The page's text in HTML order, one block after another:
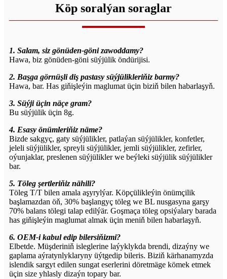
Köp soralýan soraglar
1. Salam, siz gönüden-göni zawoddamy?
Hawa, biz gönüden-göni süýjülik öndürijisi.
2. Başga görnüşli diş pastasy süýjülikleriňiz barmy?
Hawa, bar. Has giňişleýin maglumat üçin biziň bilen habarlaşyň.
3. Süýji üçin näçe gram?
Bu süýjülik üçin 8g.
4. Esasy önümleriňiz näme?
Bizde sakgyç, gaty süýjülikler, patlaýan süýjülikler, konfetler,
jeleli süýjülikler, spreyli süýjülikler, jemli süýjülikler, zefirler,
oýunjaklar, preslenen süýjülikler we beýleki süýjülik süýjülikler
bar.
5. Töleg şertleriňiz nähili?
Töleg T/T bilen amala aşyrylýar. Köpçülikleýin önümçilik
başlamazdan öň, 30% başlangyç töleg we BL nusgasyna garşy
70% balans tölegi talap edilýär. Goşmaça töleg opsiýalary barada
has giňişleýin maglumat almak üçin meniň bilen habarlaşyň.
6. OEM-i kabul edip bilersiňizmi?
Elbetde. Müşderiniň isleglerine laýyklykda brendi, dizaýny we
gaplama aýratynlyklaryny üýtgedip bileris. Biziň kärhanamyzda
islendik sargyt edilen sungat eserlerini döretmäge kömek etmek
üçin size yhlasly dizaýn topary bar.